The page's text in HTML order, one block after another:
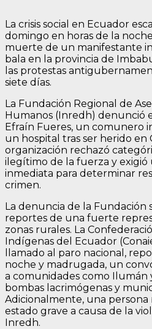
La crisis social en Ecuador
domingo en horas de la
muerte de un manifestante
bala en la provincia de
las protestas
siete días.
La Fundación Regional de
Humanos (Inredh) denunció
Efraín Fueres, un comunero
un hospital tras ser herido en
organización rechazó
ilegítimo de la fuerza y exigió
inmediata para determinar
crimen.
La denuncia de la Fundación
reportes de una fuerte
zonas rurales. La
Indígenas del Ecuador
llamado al paro nacional,
noche y madrugada, un
a comunidades como Ilumán
bombas lacrimógenas y
Adicionalmente, una persona
estado grave a causa de la
Inredh.